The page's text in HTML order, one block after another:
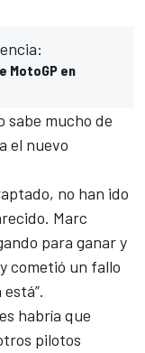
MotoGP en
sabe mucho de
el nuevo
no han ido
Marc
para ganar y
cometió un fallo
habría que
pilotos